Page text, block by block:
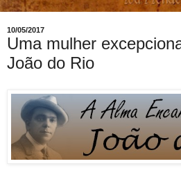
10/05/2017
Uma mulher
João do Rio